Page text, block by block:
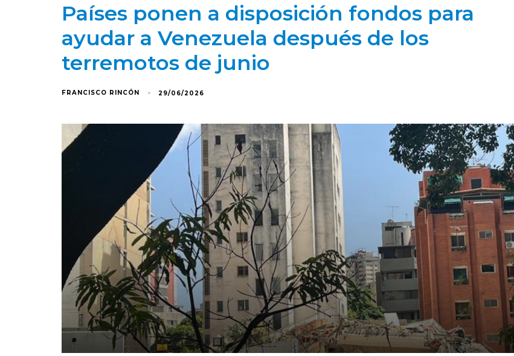
Países ponen a disposición fondos para
ayudar a Venezuela después de los
terremotos de junio
FRANCISCO RINCÓN 29/06/2026